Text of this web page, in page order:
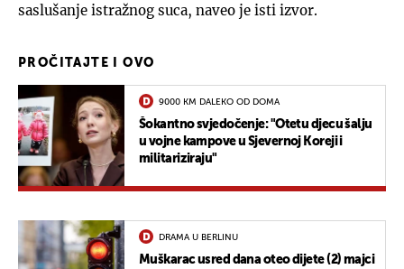
saslušanje istražnog suca, naveo je isti izvor.
PROČITAJTE I OVO
9000 KM DALEKO OD DOMA
Šokantno svjedočenje: "Otetu djecu šalju
u vojne kampove u Sjevernoj Koreji i
militariziraju"
DRAMA U BERLINU
Muškarac usred dana oteo dijete (2) majci